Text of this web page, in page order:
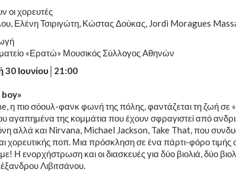
οι χορευτές
Ελένη Τσιριγώτη, Κώστας Δούκας, Jordi Moragues
«Ερατώ» Μουσικός Σύλλογος Aθηνών
30 Ιουνίου│21:00
boy»
η πιο σόουλ-φανκ φωνή της πόλης, φαντάζεται τη ζωή σε
αγαπημένα της κομμάτια που έχουν σφραγιστεί από
αλλά και Nirvana, Michael Jackson, Take That, που
χορευτικής ποπ. Μια πρόσκληση σε ένα πάρτι-φόρο
Η ενορχήστρωση και οι διασκευές για δύο βιολιά, δύο
Λιβιτσάνου.